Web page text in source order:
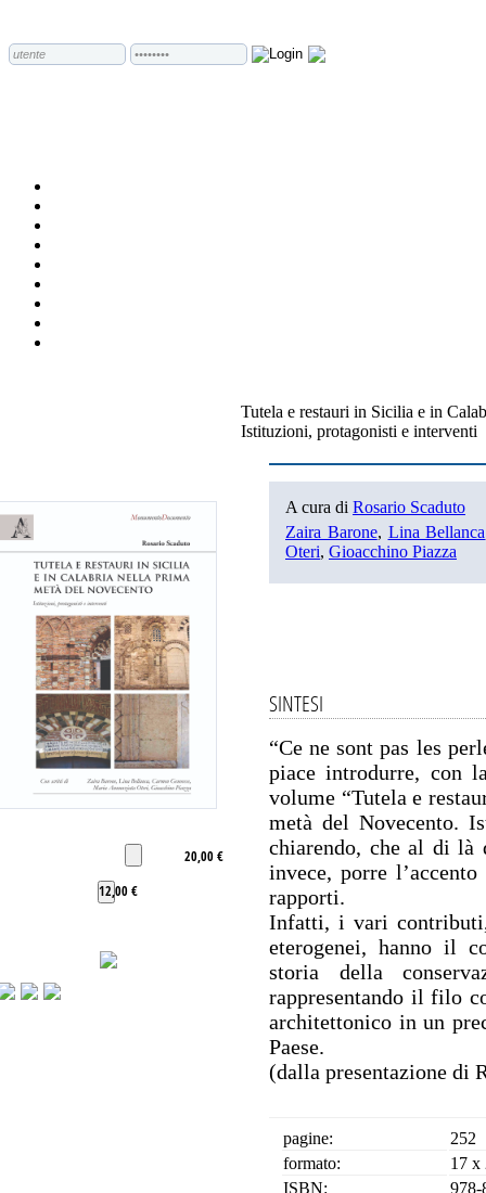
Tutela e restauri in Sicilia e in
Istituzioni, protagonisti e interventi
20,00 €
12,00 €
A cura di Rosario Scaduto
Zaira Barone, Lina Bellanca
Oteri, Gioacchino Piazza
SINTESI
“Ce ne sont pas les
piace introdurre, con
volume “Tutela e
metà del Novecento.
chiarendo, che al di là
invece, porre
rapporti.
Infatti, i vari contributi,
eterogenei, hanno il
storia della
rappresentando il filo
architettonico in un
Paese.
(dalla presentazione di
pagine:
252
formato:
17 x
ISBN:
978-